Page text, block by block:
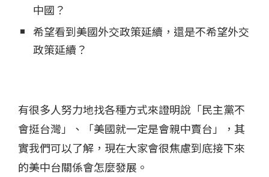
中國？​
希望看到美國外交政策延續，還是不希望外交
政策延續？​
有很多人努力地找各種方式來證明說「民主黨不
會挺台灣」、「美國就一定是會親中賣台」，​其
實我們可以了解，現在大家會很焦慮到底接下來
的美中台關係會怎麼發展。​